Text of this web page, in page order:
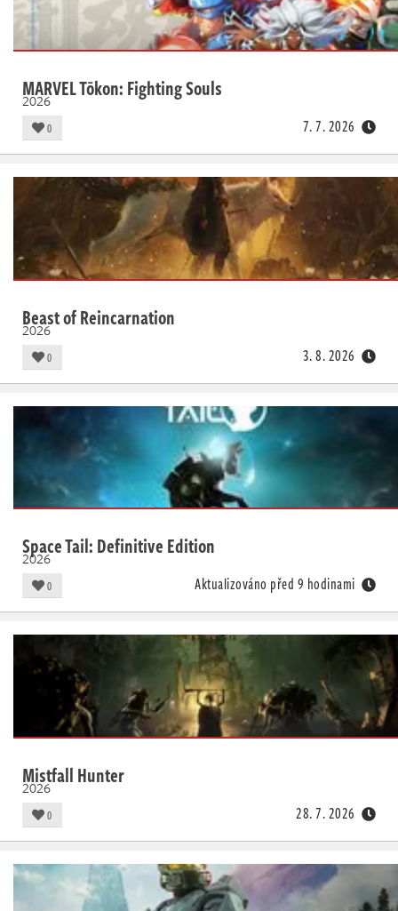
MARVEL Tōkon: Fighting Souls
2026
0 7. 7. 2026
Beast of Reincarnation
2026
0 3. 8. 2026
Space Tail: Definitive Edition
2026
0 Aktualizováno před 9 hodinami
Mistfall Hunter
2026
0 28. 7. 2026